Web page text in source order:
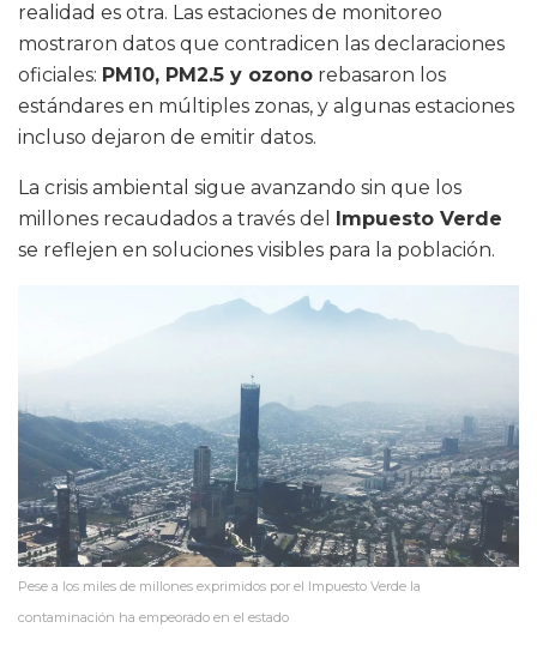
realidad es otra. Las estaciones de monitoreo
mostraron datos que contradicen las declaraciones
oficiales: PM10, PM2.5 y ozono rebasaron los
estándares en múltiples zonas, y algunas estaciones
incluso dejaron de emitir datos.
La crisis ambiental sigue avanzando sin que los
millones recaudados a través del
Impuesto Verde
se reflejen en soluciones visibles para la población.
Pese a los miles de millones exprimidos por el Impuesto Verde la
contaminación ha empeorado en el estado